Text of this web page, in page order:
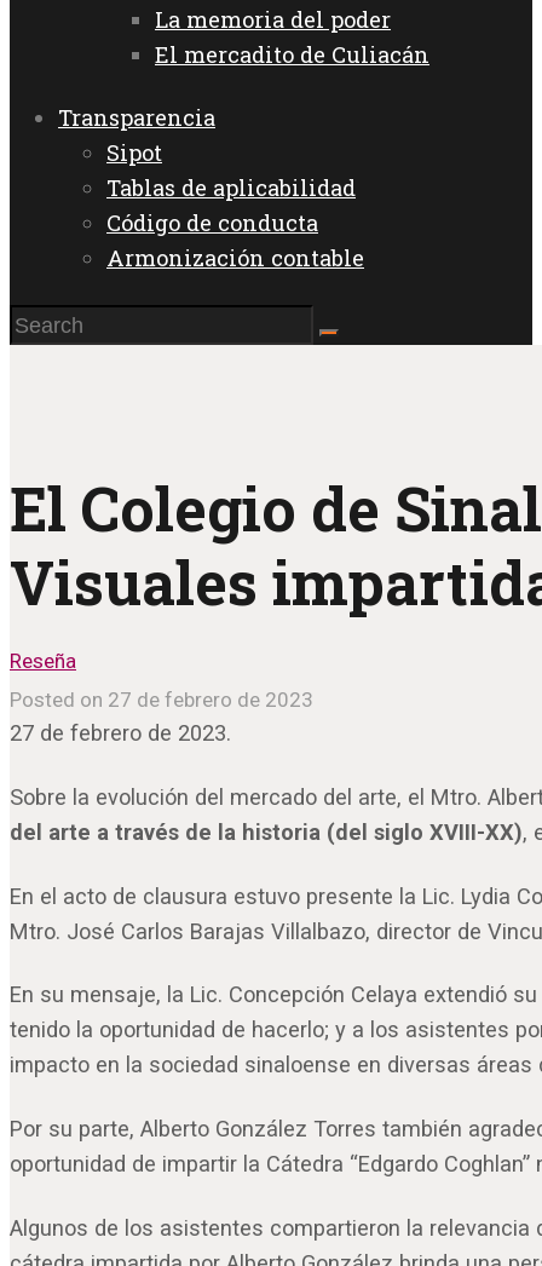
La memoria del poder
El mercadito de Culiacán
Transparencia
Sipot
Tablas de aplicabilidad
Código de conducta
Armonización contable
El Colegio de
Visuales
Reseña
Posted on 27 de febrero de 2023
27 de febrero de 2023.
Sobre la evolución del mercado del arte, el Mtro.
del arte a través de la historia (del siglo XVIII-XX),
En el acto de clausura estuvo presente la Lic. Lydia
Mtro. José Carlos Barajas Villalbazo, director de
En su mensaje, la Lic. Concepción Celaya extendió
tenido la oportunidad de hacerlo; y a los asistentes
impacto en la sociedad sinaloense en diversas
Por su parte, Alberto González Torres también
oportunidad de impartir la Cátedra “Edgardo Coghlan”
Algunos de los asistentes compartieron la